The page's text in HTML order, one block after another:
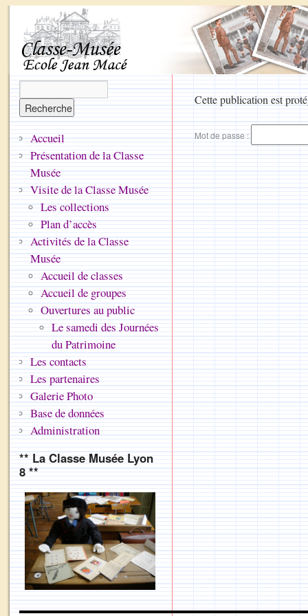
Cette publication est
Mot de passe :
Accueil
Présentation de la Classe
Musée
Visite de la Classe Musée
Les collections
Plan d’accès
Activités de la Classe
Musée
Accueil de classes
Accueil de groupes
Ouvertures au public
Le samedi des Journées
du Patrimoine
Les contacts
Les partenaires
Galerie Photo
Base de données
Administration
** La Classe Musée Lyon
8 **